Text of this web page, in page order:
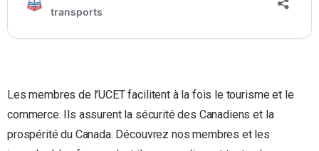
Les membres de l’UCET facilitent à la fois le tourisme et le
commerce. Ils assurent la sécurité des Canadiens et la
prospérité du Canada. Découvrez nos membres et les